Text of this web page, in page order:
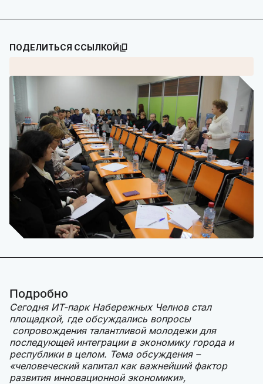
ПОДЕЛИТЬСЯ ССЫЛКОЙ
Подробно
Сегодня ИТ-парк Набережных Челнов стал
площадкой, где обсуждались вопросы
сопровождения талантливой молодежи для
последующей интеграции в экономику города и
республики в целом. Тема обсуждения –
«человеческий капитал как важнейший фактор
развития инновационной экономики»,